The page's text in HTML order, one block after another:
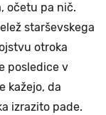
očetu pa nič.
starševskega
otroka
posledice v
kažejo, da
izrazito pade.